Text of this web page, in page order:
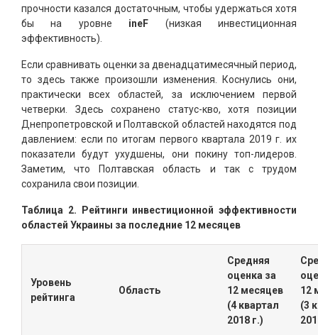
прочности казался достаточным, чтобы удержаться хотя
бы на уровне ineF (низкая инвестиционная
эффективность).
Если сравнивать оценки за двенадцатимесячный период,
то здесь также произошли изменения. Коснулись они,
практически всех областей, за исключением первой
четверки. Здесь сохранено статус-кво, хотя позиции
Днепропетровской и Полтавской областей находятся под
давлением: если по итогам первого квартала 2019 г. их
показатели будут ухудшены, они покину топ-лидеров.
Заметим, что Полтавская область и так с трудом
сохранила свои позиции.
Таблица 2. Рейтинги инвестиционной эффективности
областей Украины за последние 12 месяцев
Уровень
рейтинга
Область
Средняя
оценка за
12 месяцев
(4 квартал
2018 г.)
12
(3